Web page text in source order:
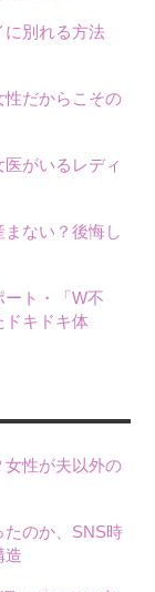
別れる方法
だからこその
がいるレディ
ない？後悔し
ト・「W不
キドキ体
性が夫以外の
のか、SNS時
造